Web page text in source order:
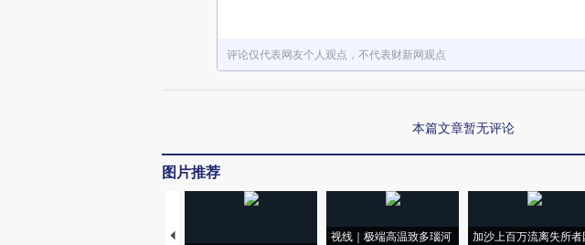
评论仅代表网友个人观点，不代表财新网观点
本篇文章暂无评论
图片推荐
视线｜极端高温致多瑙河
加沙上百万流离失所者